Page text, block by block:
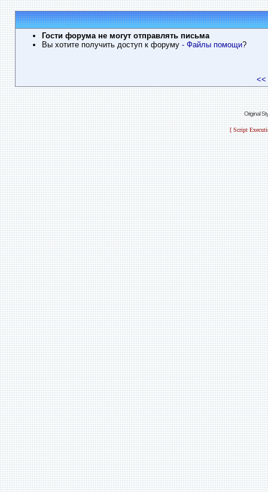
Гости форума не могут отправлять письма
Вы хотите получить доступ к форуму - Файлы помощи?
<<
Original
[ Script